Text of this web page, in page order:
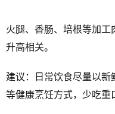
火腿、香肠、培根等加
升高相关。
建议：日常饮食尽量以
等健康烹饪方式，少吃重